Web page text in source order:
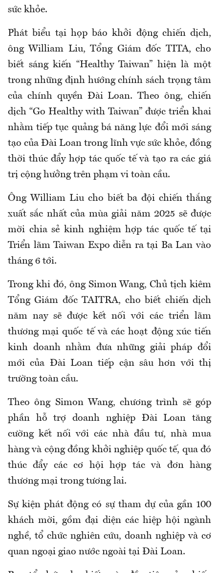
sức khỏe.
Phát biểu tại họp báo khởi động chiến dịch,
ông William Liu, Tổng Giám đốc TITA, cho
biết sáng kiến “Healthy Taiwan” hiện là một
trong những định hướng chính sách trọng tâm
của chính quyền Đài Loan. Theo ông, chiến
dịch “Go Healthy with Taiwan” được triển khai
nhằm tiếp tục quảng bá năng lực đổi mới sáng
tạo của Đài Loan trong lĩnh vực sức khỏe, đồng
thời thúc đẩy hợp tác quốc tế và tạo ra các giá
trị cộng hưởng trên phạm vi toàn cầu.
Ông William Liu cho biết ba đội chiến thắng
xuất sắc nhất của mùa giải năm 2025 sẽ được
mời chia sẻ kinh nghiệm hợp tác quốc tế tại
Triển lãm Taiwan Expo diễn ra tại Ba Lan vào
tháng 6 tới.
Trong khi đó, ông Simon Wang, Chủ tịch kiêm
Tổng Giám đốc TAITRA, cho biết chiến dịch
năm nay sẽ được kết nối với các triển lãm
thương mại quốc tế và các hoạt động xúc tiến
kinh doanh nhằm đưa những giải pháp đổi
mới của Đài Loan tiếp cận sâu hơn với thị
trường toàn cầu.
Theo ông Simon Wang, chương trình sẽ góp
phần hỗ trợ doanh nghiệp Đài Loan tăng
cường kết nối với các nhà đầu tư, nhà mua
hàng và cộng đồng khởi nghiệp quốc tế, qua đó
thúc đẩy các cơ hội hợp tác và đơn hàng
thương mại trong tương lai.
Sự kiện phát động có sự tham dự của gần 100
khách mời, gồm đại diện các hiệp hội ngành
nghề, tổ chức nghiên cứu, doanh nghiệp và cơ
quan ngoại giao nước ngoài tại Đài Loan.